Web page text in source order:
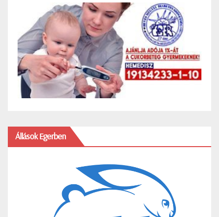
Állások Egerben